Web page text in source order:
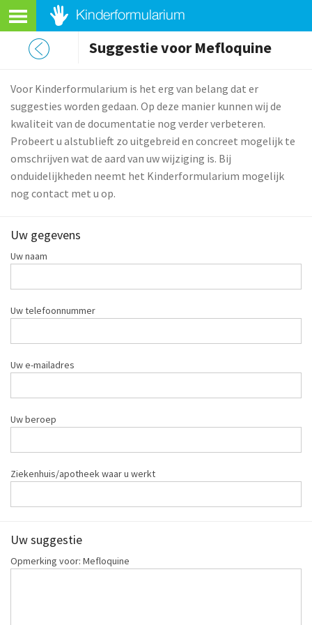
Suggestie voor Mefloquine
Voor Kinderformularium is het erg van belang dat er
suggesties worden gedaan. Op deze manier kunnen wij de
kwaliteit van de documentatie nog verder verbeteren.
Probeert u alstublieft zo uitgebreid en concreet mogelijk te
omschrijven wat de aard van uw wijziging is. Bij
onduidelijkheden neemt het Kinderformularium mogelijk
nog contact met u op.
Uw gegevens
Uw naam
Uw telefoonnummer
Uw e-mailadres
Uw beroep
Ziekenhuis/apotheek waar u werkt
Uw suggestie
Opmerking voor: Mefloquine